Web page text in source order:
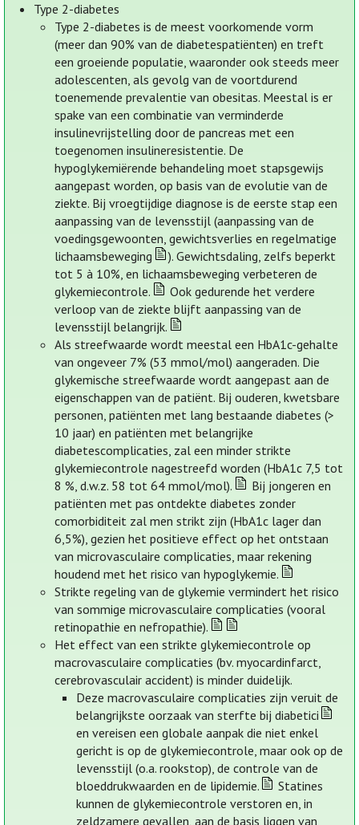
Type 2-diabetes
Type 2-diabetes is de meest voorkomende vorm
(meer dan 90% van de diabetespatiënten) en treft
een groeiende populatie, waaronder ook steeds meer
adolescenten, als gevolg van de voortdurend
toenemende prevalentie van obesitas. Meestal is er
spake van een combinatie van verminderde
insulinevrijstelling door de pancreas met een
toegenomen insulineresistentie. De
hypoglykemiërende behandeling moet stapsgewijs
aangepast worden, op basis van de evolutie van de
ziekte. Bij vroegtijdige diagnose is de eerste stap een
aanpassing van de levensstijl (aanpassing van de
voedingsgewoonten, gewichtsverlies en regelmatige
lichaamsbeweging
). Gewichtsdaling, zelfs beperkt
tot 5 à 10%, en lichaamsbeweging verbeteren de
glykemiecontrole.
Ook gedurende het verdere
verloop van de ziekte blijft aanpassing van de
levensstijl belangrijk.
Als streefwaarde wordt meestal een HbA1c-gehalte
van ongeveer 7% (53 mmol/mol) aangeraden. Die
glykemische streefwaarde wordt aangepast aan de
eigenschappen van de patiënt. Bij ouderen, kwetsbare
personen, patiënten met lang bestaande diabetes (>
10 jaar) en patiënten met belangrijke
diabetescomplicaties, zal een minder strikte
glykemiecontrole nagestreefd worden (HbA1c 7,5 tot
8 %, d.w.z. 58 tot 64 mmol/mol).
Bij jongeren en
patiënten met pas ontdekte diabetes zonder
comorbiditeit zal men strikt zijn (HbA1c lager dan
6,5%), gezien het positieve effect op het ontstaan
van microvasculaire complicaties, maar rekening
houdend met het risico van hypoglykemie.
Strikte regeling van de glykemie vermindert het risico
van sommige microvasculaire complicaties (vooral
retinopathie en nefropathie).
Het effect van een strikte glykemiecontrole op
macrovasculaire complicaties (bv. myocardinfarct,
cerebrovasculair accident) is minder duidelijk.
Deze macrovasculaire complicaties zijn veruit de
belangrijkste oorzaak van sterfte bij diabetici
en vereisen een globale aanpak die niet enkel
gericht is op de glykemiecontrole, maar ook op de
levensstijl (o.a. rookstop), de controle van de
bloeddrukwaarden en de lipidemie.
Statines
kunnen de glykemiecontrole verstoren en, in
zeldzamere gevallen, aan de basis liggen van